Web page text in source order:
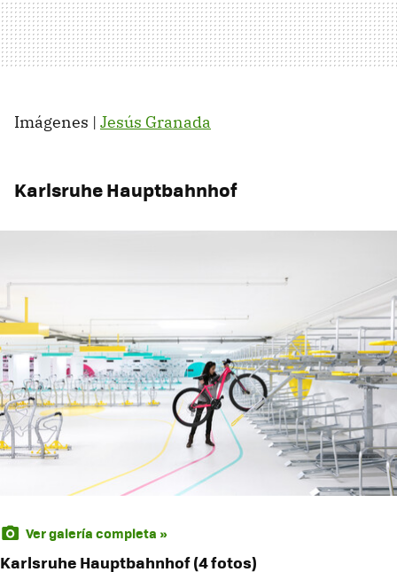
Imágenes | Jesús Granada
Karlsruhe Hauptbahnhof
Ver galería completa »
Karlsruhe Hauptbahnhof (4 fotos)